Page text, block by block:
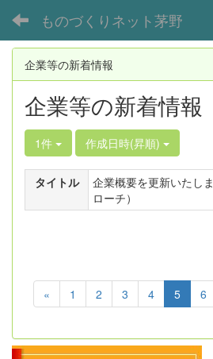
ものづくりネット茅野
企業等の新着情報
企業等の新着情報
1件 作成日時(昇順)
タイトル
企業概要を更新いたし
ローチ）
« 1 2 3 4 5 6